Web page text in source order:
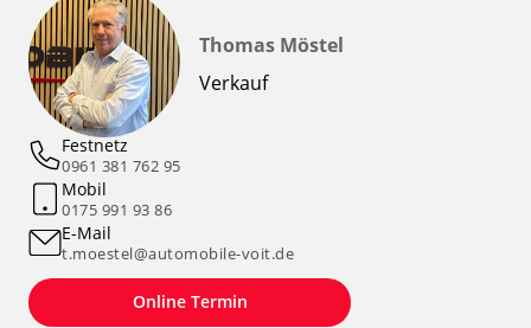
Thomas Möstel
Verkauf
Festnetz
0961 381 762 95
Mobil
0175 991 93 86
E-Mail
t.moestel@automobile-voit.de
Online Termin